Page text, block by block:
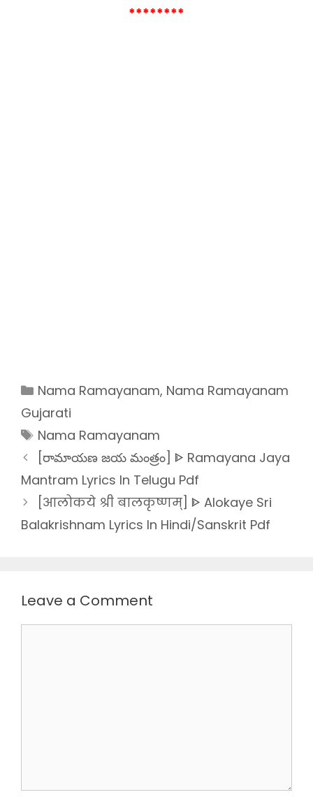
********
Categories
Nama Ramayanam, Nama Ramayanam
Gujarati
Tags
Nama Ramayanam
[రామాయణ జయ మంత్రం] ᐈ Ramayana Jaya
Mantram Lyrics In Telugu Pdf
[आलोकये श्री बालकृष्णम्] ᐈ Alokaye Sri
Balakrishnam Lyrics In Hindi/Sanskrit Pdf
Leave a Comment